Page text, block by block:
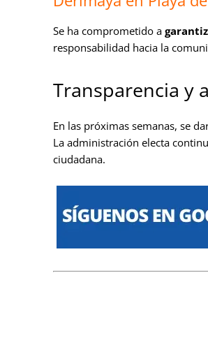
Se ha comprometido a
responsabilidad hacia la
Transparencia y
En las próximas semanas, se
La administración electa
ciudadana.